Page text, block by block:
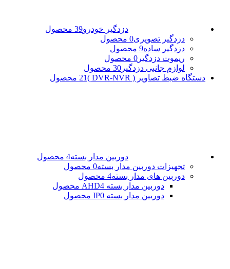
دزدگیر خودرو39 محصول
دزدگیر تصویری0 محصول
دزدگیر ساده9 محصول
ریموت دزدگیر 0 محصول
لوازم جانبی دزدگیر 30 محصول
دستگاه ضبط تصاویر ( DVR-NVR )
21 محصول
دوربین مدار بسته4 محصول
تجهیزات دوربین مدار بسته0 محصول
دوربین های مدار بسته4 محصول
دوربین مدار بسته AHD 4 محصول
دوربین مدار بسته IP 0 محصول